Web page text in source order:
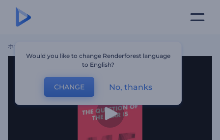
ホーム
Would you like to change Renderforest language
to English?
CHANGE No, thanks